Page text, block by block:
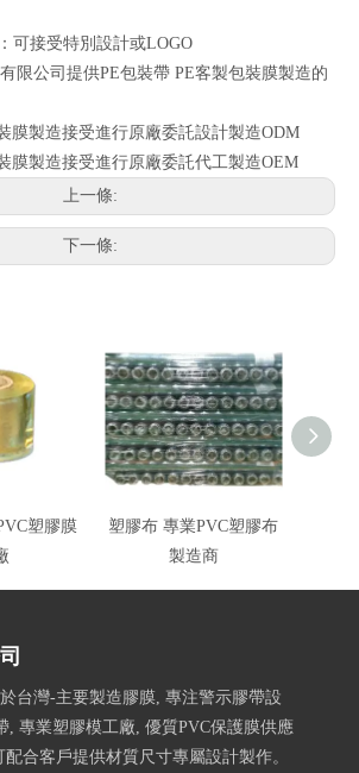
可接受特別設計或LOGO
限公司提供PE包裝帶 PE客製包裝膜製造的
膜製造接受進行原廠委託設計製造ODM
膜製造接受進行原廠委託代工製造OEM
上一條:
下一條:
塑膠膜
塑膠布 專業PVC塑膠布
製造商
台灣-主要製造膠膜, 專注警示膠帶設
, 專業塑膠模工廠, 優質PVC保護膜供應
合客戶提供材質尺寸專屬設計製作。